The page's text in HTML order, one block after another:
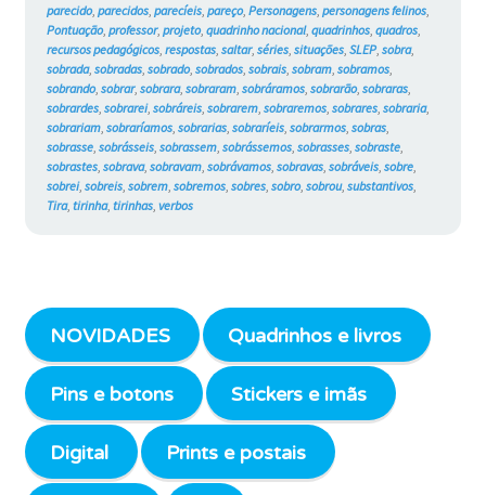
parecido, parecidos, parecíeis, pareço, Personagens, personagens felinos,
Pontuação, professor, projeto, quadrinho nacional, quadrinhos, quadros,
recursos pedagógicos, respostas, saltar, séries, situações, SLEP, sobra,
sobrada, sobradas, sobrado, sobrados, sobrais, sobram, sobramos,
sobrando, sobrar, sobrara, sobraram, sobráramos, sobrarão, sobraras,
sobrardes, sobrarei, sobráreis, sobrarem, sobraremos, sobrares, sobraria,
sobrariam, sobraríamos, sobrarias, sobraríeis, sobrarmos, sobras,
sobrasse, sobrásseis, sobrassem, sobrássemos, sobrasses, sobraste,
sobrastes, sobrava, sobravam, sobrávamos, sobravas, sobráveis, sobre,
sobrei, sobreis, sobrem, sobremos, sobres, sobro, sobrou, substantivos,
Tira, tirinha, tirinhas, verbos
NOVIDADES Quadrinhos e livros
Pins e botons Stickers e imãs
Digital Prints e postais